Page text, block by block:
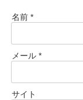
名前 *
メール *
サイト